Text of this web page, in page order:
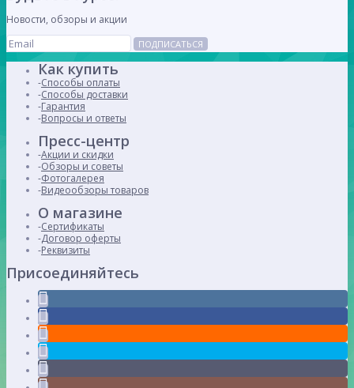
Новости, обзоры и акции
ПОДПИСАТЬСЯ
Как купить
Способы оплаты
Способы доставки
Гарантия
Вопросы и ответы
Пресс-центр
Акции и скидки
Обзоры и советы
Фотогалерея
Видеообзоры товаров
О магазине
Сертификаты
Договор оферты
Реквизиты
Присоединяйтесь